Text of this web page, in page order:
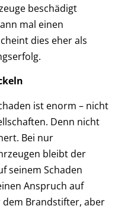
beschädigt
mal einen
dies eher als
ist enorm – nicht
Denn nicht
Bei nur
bleibt der
seinem Schaden
Anspruch auf
dem Brandstifter, aber